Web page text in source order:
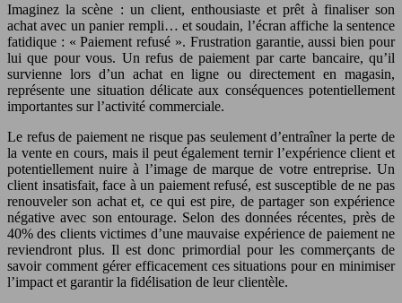
Imaginez la scène : un client, enthousiaste et prêt à finaliser son
achat avec un panier rempli… et soudain, l’écran affiche la sentence
fatidique : « Paiement refusé ». Frustration garantie, aussi bien pour
lui que pour vous. Un refus de paiement par carte bancaire, qu’il
survienne lors d’un achat en ligne ou directement en magasin,
représente une situation délicate aux conséquences potentiellement
importantes sur l’activité commerciale.
Le refus de paiement ne risque pas seulement d’entraîner la perte de
la vente en cours, mais il peut également ternir l’expérience client et
potentiellement nuire à l’image de marque de votre entreprise. Un
client insatisfait, face à un paiement refusé, est susceptible de ne pas
renouveler son achat et, ce qui est pire, de partager son expérience
négative avec son entourage. Selon des données récentes, près de
40% des clients victimes d’une mauvaise expérience de paiement ne
reviendront plus. Il est donc primordial pour les commerçants de
savoir comment gérer efficacement ces situations pour en minimiser
l’impact et garantir la fidélisation de leur clientèle.